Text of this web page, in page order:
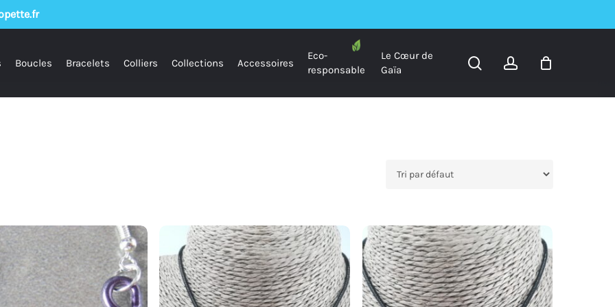
fermer
Boucles Bracelets Colliers Collections Accessoires
Eco-
responsable
Le Cœur de
Gaïa
searchaccount